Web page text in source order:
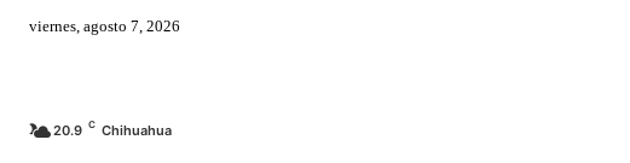
viernes, agosto 7, 2026
20.9 C Chihuahua